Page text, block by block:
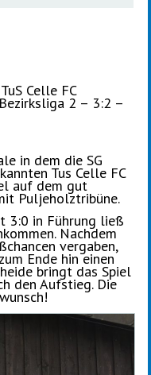
Celle FC
2 – 3:2 –
in dem die SG
Tus Celle FC
auf dem gut
Puljeholztribüne.
3:0 in Führung ließ
Nachdem
vergaben,
Ende hin einen
bringt das Spiel
den Aufstieg. Die